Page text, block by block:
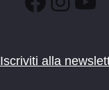
Iscriviti alla